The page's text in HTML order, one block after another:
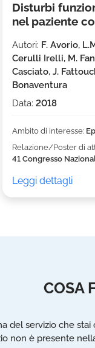
Disturbi
nel paziente
Autori: F. Avorio,
Cerulli Irelli, M.
Casciato, J.
Bonaventura
Data: 2018
Ambito di interesse:
Relazione/Poster di
41 Congresso
Leggi dettagli
COSA
del servizio che
non è presente